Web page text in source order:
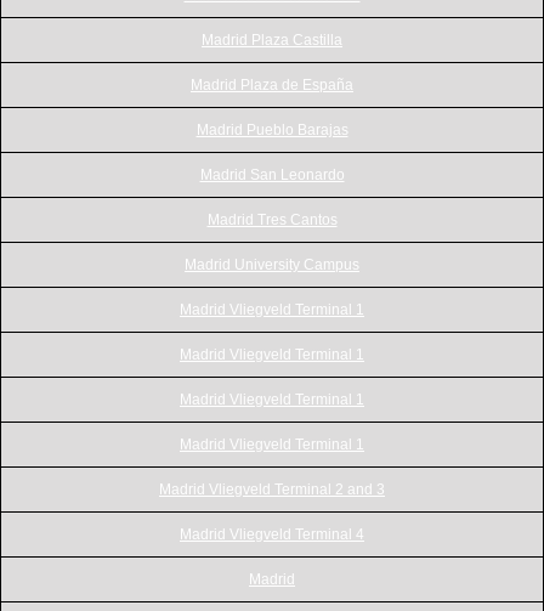
Madrid Plaza Castilla
Madrid Plaza de España
Madrid Pueblo Barajas
Madrid San Leonardo
Madrid Tres Cantos
Madrid University Campus
Madrid Vliegveld Terminal 1
Madrid Vliegveld Terminal 1
Madrid Vliegveld Terminal 1
Madrid Vliegveld Terminal 1
Madrid Vliegveld Terminal 2 and 3
Madrid Vliegveld Terminal 4
Madrid